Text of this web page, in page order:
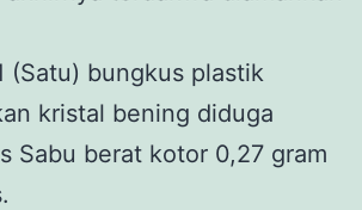
(Satu) bungkus plastik
kristal bening diduga
Sabu berat kotor 0,27 gram